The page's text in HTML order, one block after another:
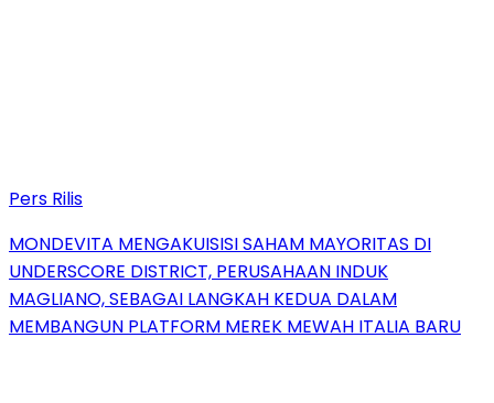
Pers Rilis
MONDEVITA MENGAKUISISI SAHAM MAYORITAS DI
UNDERSCORE DISTRICT, PERUSAHAAN INDUK
MAGLIANO, SEBAGAI LANGKAH KEDUA DALAM
MEMBANGUN PLATFORM MEREK MEWAH ITALIA BARU